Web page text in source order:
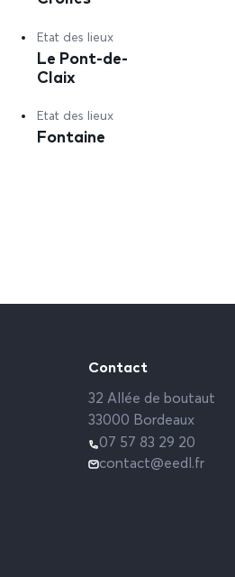
Etat des lieux
Le Pont-de-
Claix
Etat des lieux
Fontaine
Contact
32 Allée de boutaut
33000 Bordeaux
07 57 83 29 20
contact@eedl.fr